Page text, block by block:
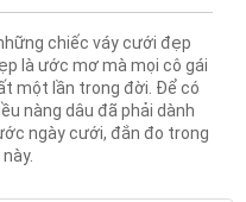
chiếc váy cưới đẹp
là ước mơ mà mọi cô gái
một lần trong đời. Để có
nàng dâu đã phải dành
ngày cưới, đắn đo trong